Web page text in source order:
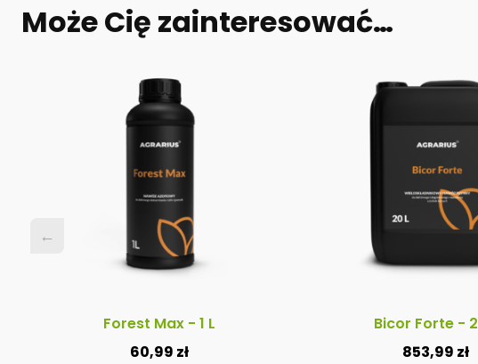
Może Cię zainteresować…
Forest Max - 1 L
60,99 zł
Bicor Forte -
853,99 zł
←
←